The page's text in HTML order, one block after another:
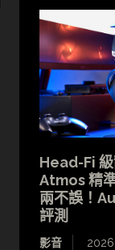
Head-Fi
Atmos 精
兩不誤！
評測
影音